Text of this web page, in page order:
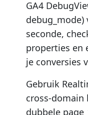
GA4
seconde,
properties en
je conversies
Gebruik
cross-
dubbele